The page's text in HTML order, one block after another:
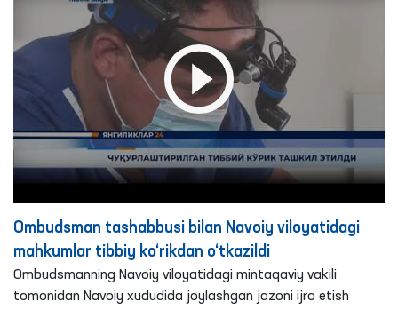
Ombudsman tashabbusi bilan Navoiy viloyatidagi
mahkumlar tibbiy ko‘rikdan o‘tkazildi
Ombudsmanning Navoiy viloyatidagi mintaqaviy vakili
tomonidan Navoiy xududida joylashgan jazoni ijro etish